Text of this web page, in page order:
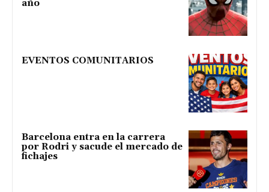
año
EVENTOS COMUNITARIOS
Barcelona entra en la carrera
por Rodri y sacude el mercado de
fichajes